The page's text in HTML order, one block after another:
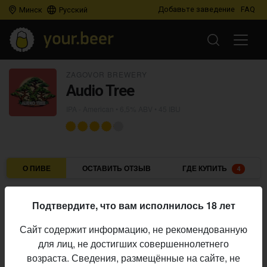
Минск Русский Добавьте заведение FAQ
Audio Tree
О ПИВЕ ОСТАВИТЬ ОТЗЫВ ГДЕ КУПИТЬ 4
Пивоварня:
Zagovor Brewery
Алкоголь:
6,5%
Горечь:
45 IBU
Подтвердите, что вам исполнилось 18 лет
Сайт содержит информацию, не рекомендованную
для лиц, не достигших совершеннолетнего
возраста. Сведения, размещённые на сайте, не